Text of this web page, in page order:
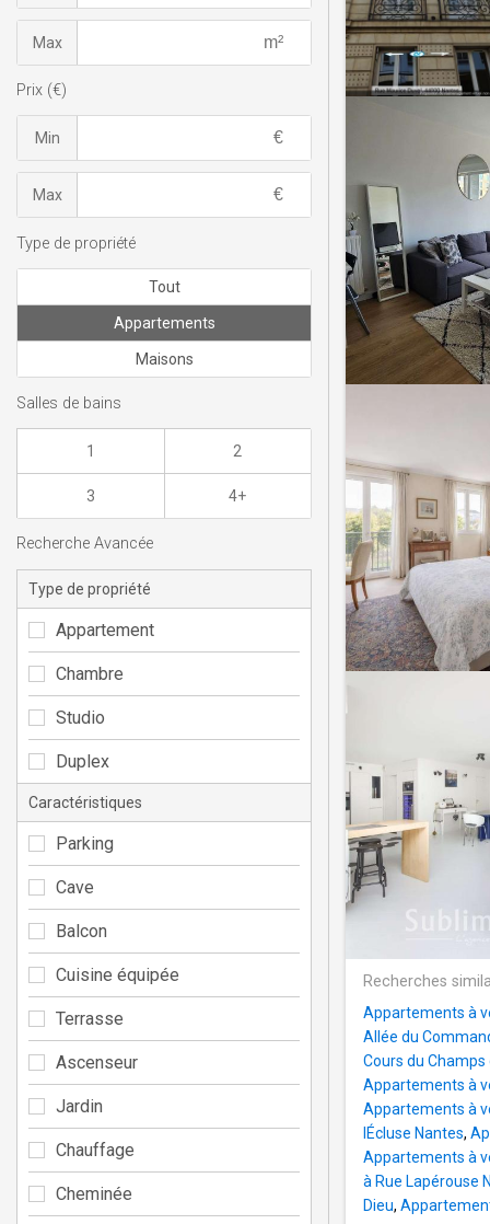
Recherches
Appartements à
Allée du
Cours du Champs
Appartements à
Appartements à
lÉcluse Nantes,
Appartements à
à Rue Lapérouse
Dieu,
Max
Prix (€)
Min
Max
Type de propriété
Tout
Appartements
Maisons
Salles de bains
1 2
3 4+
Recherche Avancée
Type de propriété
Appartement
Chambre
Studio
Duplex
Caractéristiques
Parking
Cave
Balcon
Cuisine équipée
Terrasse
Ascenseur
Jardin
Chauffage
Cheminée